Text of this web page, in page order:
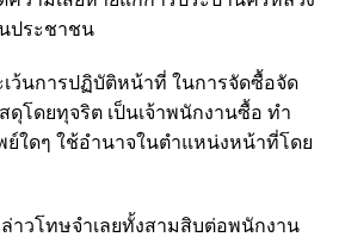
ประชาชน
ว้นการปฏิบัติหน้าที่ ในการจัดซื้อจัด
ดุโดยทุจริต เป็นเจ้าพนักงานซื้อ ทำ
ใดๆ ใช้อำนาจในตำแหน่งหน้าที่โดย
าวโทษจำเลยทั้งสามสิบต่อพนักงาน